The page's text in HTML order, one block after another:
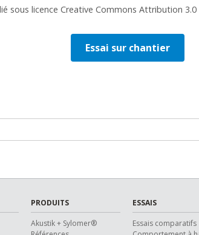
sous licence Creative Commons Attribution
Essai sur chantier
PRODUITS
Akustik + Sylomer®
ESSAIS
Essais comparatifs